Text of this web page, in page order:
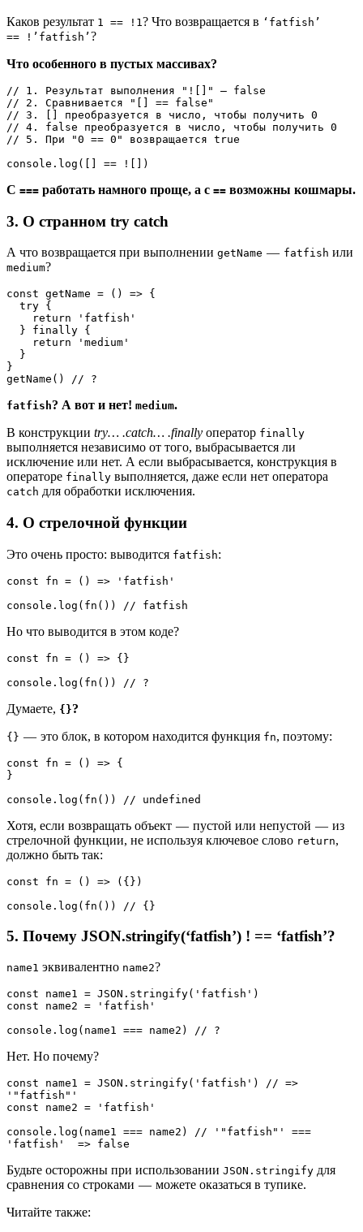
Каков результат 1 == !1 ? Что возвращается в ‘fatfish’
== !’fatfish’ ?
Что особенного в пустых массивах?
// 1. Результат выполнения "![]" — false
// 2. Сравнивается "[] == false"
// 3. [] преобразуется в число, чтобы получить 0
// 4. false преобразуется в число, чтобы получить 0
// 5. При "0 == 0" возвращается true
console.log([] == ![])
С === работать намного проще, а с == возможны кошмары.
3. О странном try catch
А что возвращается при выполнении getName — fatfish или
medium?
const getName = () => {
  try {
    return 'fatfish'
  } finally {
    return 'medium'
  }
}
getName() // ?
fatfish? А вот и нет! medium.
В конструкции try… .catch… .finally оператор finally
выполняется независимо от того, выбрасывается ли
исключение или нет. А если выбрасывается, конструкция в
операторе finally выполняется, даже если нет оператора
catch для обработки исключения.
4. О стрелочной функции
Это очень просто: выводится fatfish:
const fn = () => 'fatfish'
console.log(fn()) // fatfish
Но что выводится в этом коде?
const fn = () => {}
console.log(fn()) // ?
Думаете, {}?
{} — это блок, в котором находится функция fn, поэтому:
const fn = () => {
}
console.log(fn()) // undefined
Хотя, если возвращать объект — пустой или непустой — из
стрелочной функции, не используя ключевое слово return,
должно быть так:
const fn = () => ({})
console.log(fn()) // {}
5. Почему JSON.stringify(‘fatfish’) ! == ‘fatfish’?
name1 эквивалентно name2?
const name1 = JSON.stringify('fatfish')
const name2 = 'fatfish'
console.log(name1 === name2) // ?
Нет. Но почему?
const name1 = JSON.stringify('fatfish') // =>
'"fatfish"'
const name2 = 'fatfish'
console.log(name1 === name2) // '"fatfish"' ===
'fatfish'  => false
Будьте осторожны при использовании JSON.stringify для
сравнения со строками — можете оказаться в тупике.
Читайте также: